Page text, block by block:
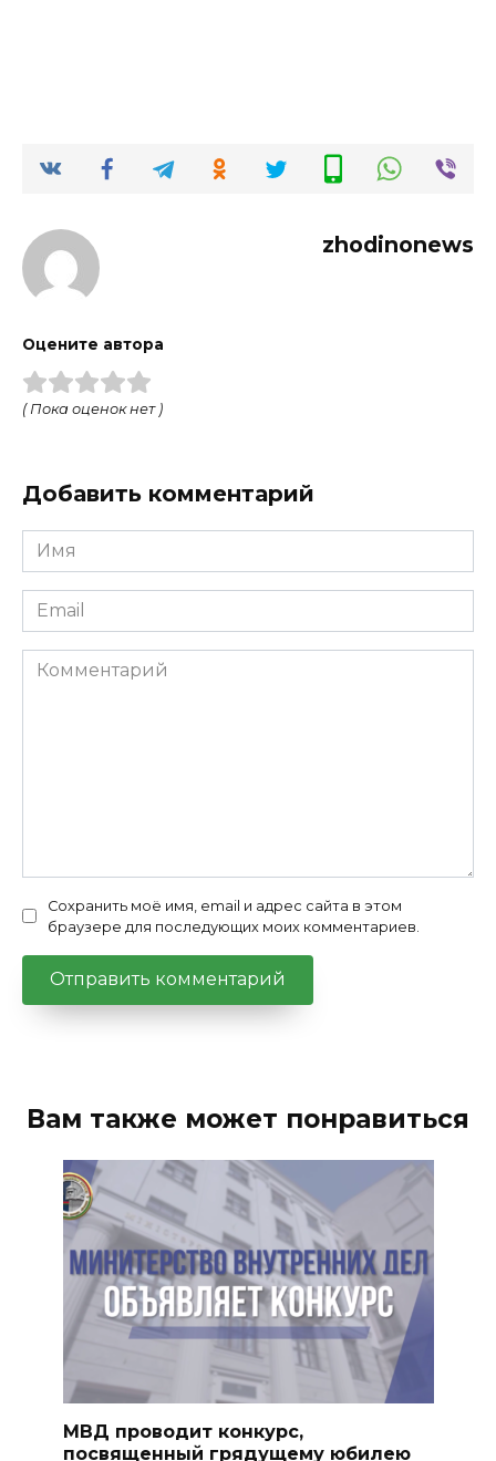
zhodinonews
Оцените автора
( Пока оценок нет )
Добавить комментарий
Имя
*
Email
*
Комментарий
Сохранить моё имя, email и адрес сайта в этом
браузере для последующих моих комментариев.
Вам также может понравиться
МВД проводит конкурс,
посвященный грядущему юбилею